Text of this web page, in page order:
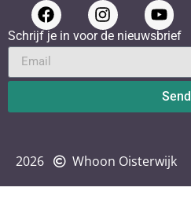
Schrijf je in voor de nieuwsbrief
Send
2026 Whoon Oisterwijk